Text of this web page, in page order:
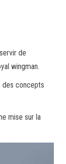
de
wingman.
des concepts
mise sur la